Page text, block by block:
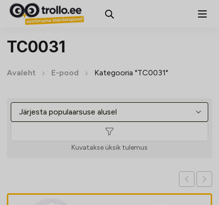
TC0031
Avaleht E-pood Kategooria "TC0031"
Kuvatakse üksik tulemus